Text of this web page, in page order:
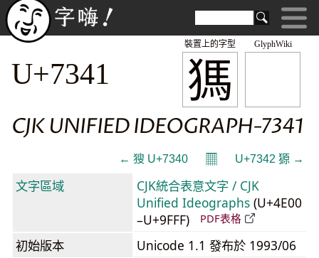
GlyphWiki
獁
裝置上的字型
U+7341
CJK UNIFIED IDEOGRAPH-7341
← 獀 U+7340 𝄜 U+7342 獂 →
文字區域
CJK統合表意文字 / CJK
Unified Ideographs (U+4E00
–U+9FFF)
PDF表格
初始版本
Unicode 1.1 發布於 1993/06